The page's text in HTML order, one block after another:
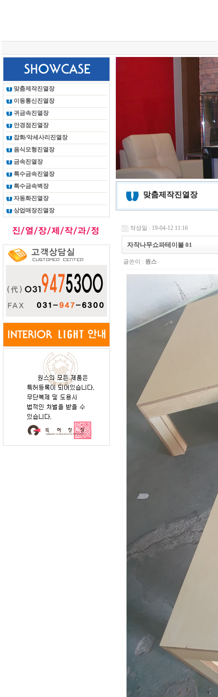
맞춤제작진열장
이동통신진열장
귀금속진열장
안경점진열장
잡화/악세사리진열장
음식모형진열장
금속진열장
특수금속진열장
특수금속벽장
자동화진열장
상업매장진열장
맞춤제작진열장
작성일 : 19-04-12 11:16
자작나무쇼파테이블 01
글쓴이 : 원스